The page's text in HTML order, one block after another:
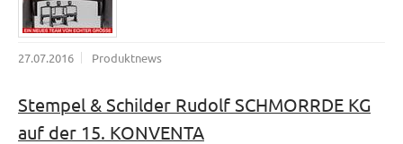
27.07.2016 Produktnews
Stempel & Schilder Rudolf SCHMORRDE KG
auf der 15. KONVENTA